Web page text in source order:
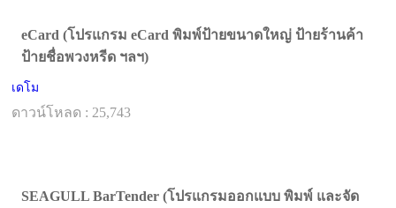
eCard (โปรแกรม eCard พิมพ์ป้ายขนาดใหญ่ ป้ายร้านค้า
ป้ายชื่อพวงหรีด ฯลฯ)
เดโม
ดาวน์โหลด : 25,743
SEAGULL BarTender (โปรแกรมออกแบบ พิมพ์ และจัด